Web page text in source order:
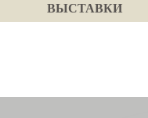
ВЫСТАВКИ